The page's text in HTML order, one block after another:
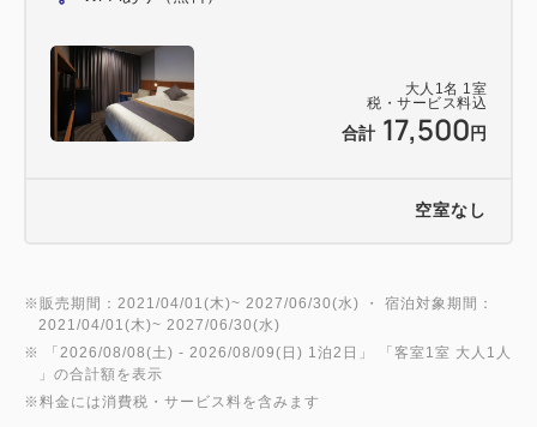
・品川駅より 約65分
・新宿駅より 約70分
【お車で】
大人 1 名 1 室
税・サービス料込
合計 17,500 円
空室なし
※販売期間：2021/04/01(木)~ 2027/06/30(水) ・ 宿泊対象期間：
2021/04/01(木)~ 2027/06/30(水)
※ 「 2026/08/08(土) - 2026/08/09(日) 1泊2日 」 「客室1室 大人1人
」の合計額を表示
※料金には消費税・サービス料を含みます